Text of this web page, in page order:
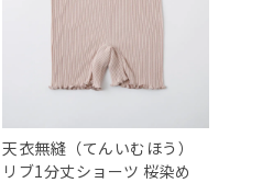
天衣無縫（てんいむほう）
リブ1分丈ショーツ 桜染め